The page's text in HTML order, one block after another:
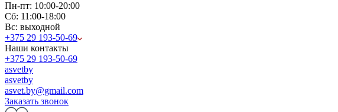
Пн-пт: 10:00-20:00
Сб: 11:00-18:00
Вс: выходной
+375 29 193-50-69
Наши контакты
+375 29 193-50-69
asvetby
asvetby
asvet.by@gmail.com
Заказать звонок